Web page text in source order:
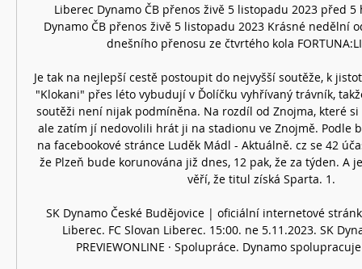
Liberec Dynamo ČB přenos živě 5 listopadu 2023 před
Dynamo ČB přenos živě 5 listopadu 2023 Krásné nedělní
dnešního přenosu ze čtvrtého kola
Je tak na nejlepší cestě postoupit do nejvyšší soutěže, k
"Klokani" přes léto vybudují v Ďolíčku vyhřívaný trávník,
soutěži není nijak podmíněna. Na rozdíl od Znojma, které
ale zatím jí nedovolili hrát ji na stadionu ve Znojmě. Podle
na facebookové stránce Luděk Mádl - Aktuálně. cz se 42
že Plzeň bude korunována již dnes, 12 pak, že za týden. A
věří, že titul získá Sparta. 1.
SK Dynamo České Budějovice | oficiální internetové
Liberec. FC Slovan Liberec. 15:00. ne 5.11.2023. SK
PREVIEWONLINE · Spolupráce. Dynamo